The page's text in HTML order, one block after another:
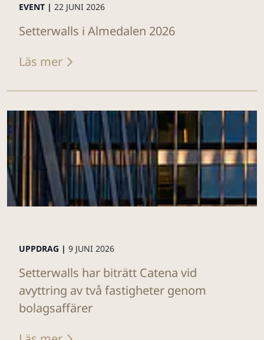
EVENT | 22 JUNI 2026
Setterwalls i Almedalen 2026
Läs mer
UPPDRAG | 9 JUNI 2026
Setterwalls har biträtt Catena vid
avyttring av två fastigheter genom
bolagsaffärer